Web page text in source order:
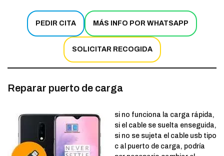
PEDIR CITA MÁS INFO POR WHATSAPP
SOLICITAR RECOGIDA
Reparar puerto de carga
si no funciona la carga rápida,
si el cable se suelta enseguida,
si no se sujeta el cable usb tipo
c al puerto de carga, podría